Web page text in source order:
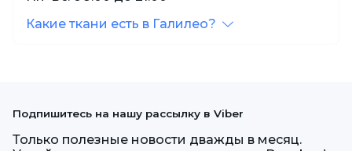
Какие ткани есть в Галилео?
Подпишитесь на нашу рассылку в Viber
Только полезные новости дважды в месяц.